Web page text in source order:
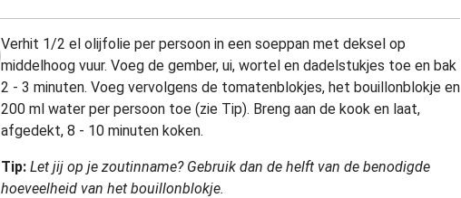
Verhit 1/2 el olijfolie per persoon in een soeppan met deksel op
middelhoog vuur. Voeg de gember, ui, wortel en dadelstukjes toe en bak
2 - 3 minuten. Voeg vervolgens de tomatenblokjes, het bouillonblokje en
200 ml water per persoon toe (zie Tip). Breng aan de kook en laat,
afgedekt, 8 - 10 minuten koken.
Tip: Let jij op je zoutinname? Gebruik dan de helft van de benodigde
hoeveelheid van het bouillonblokje.